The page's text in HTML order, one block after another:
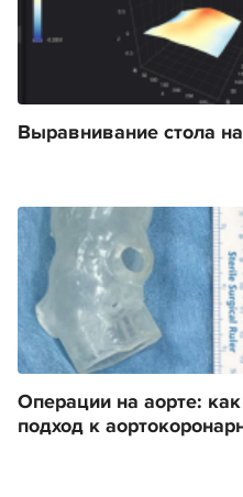
Выравнивание стола
Операции на аорте:
подход к